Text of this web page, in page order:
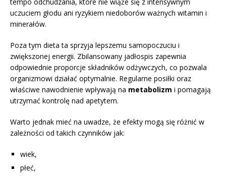
uczuciem głodu ani ryzykiem niedoborów ważnych witamin i
minerałów.
Poza tym dieta ta sprzyja lepszemu samopoczuciu i
zwiększonej energii. Zbilansowany jadłospis zapewnia
odpowiednie proporcje składników odżywczych, co pozwala
organizmowi działać optymalnie. Regularne posiłki oraz
właściwe nawodnienie wpływają na metabolizm i pomagają
utrzymać kontrolę nad apetytem.
Warto jednak mieć na uwadze, że efekty mogą się różnić w
zależności od takich czynników jak:
wiek,
płeć,